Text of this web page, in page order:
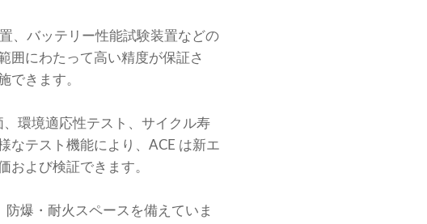
、バッテリー性能試験装置などの
囲にわたって高い精度が保証さ
できます。
環境適応性テスト、サイクル寿
なテスト機能により、ACE は新エ
および検証できます。
爆・耐火スペースを備えていま